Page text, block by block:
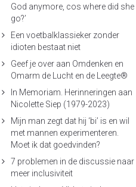
God anymore, cos where did she
go?’
Een voetbalklassieker zonder
idioten bestaat niet
Geef je over aan Omdenken en
Omarm de Lucht en de Leegte®
In Memoriam. Herinneringen aan
Nicolette Siep (1979-2023)
Mijn man zegt dat hij ‘bi’ is en wil
met mannen experimenteren.
Moet ik dat goedvinden?
7 problemen in de discussie naar
meer inclusiviteit